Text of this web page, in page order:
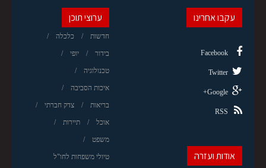
ערוצי תוכן
חדשות כלכלה
בידור יופי
טכנולוגיה
איכות הסביבה
בריאות צדק חברתי
אוכל תיירות
משפט
טיולי משפחות לחו"ל
עקבו אחרינו
Facebook
Twitter
Google+
RSS
אודות ועזרה